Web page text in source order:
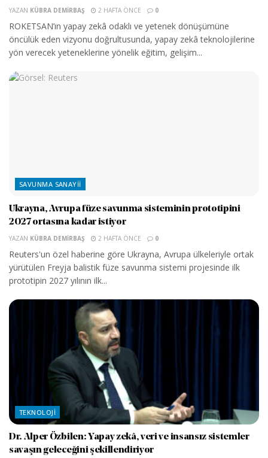
YAZAN KÜBRA DEMIRBAŞ 2 HAFTA ÖNCE 0
ROKETSAN’ın yapay zekâ odaklı ve yetenek dönüşümüne
öncülük eden vizyonu doğrultusunda, yapay zekâ teknolojilerine
yön verecek yeteneklerine yönelik eğitim, gelişim...
SAVUNMA SANAYII
Ukrayna, Avrupa füze savunma sisteminin prototipini
2027 ortasına kadar istiyor
YAZAN KÜBRA DEMIRBAŞ 2 HAFTA ÖNCE 0
Reuters'un özel haberine göre Ukrayna, Avrupa ülkeleriyle ortak
yürütülen Freyja balistik füze savunma sistemi projesinde ilk
prototipin 2027 yılının ilk...
TEKNOLOJI
Dr. Alper Özbilen: Yapay zekâ, veri ve insansız sistemler
savaşın geleceğini şekillendiriyor